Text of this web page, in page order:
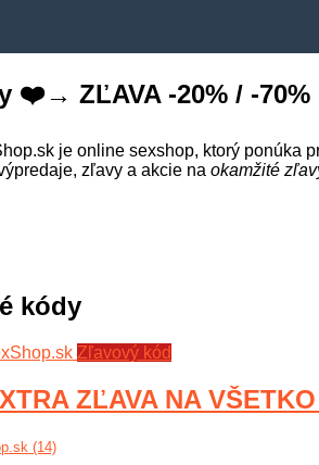
❤️→ ZĽAVA -20% / -
je online sexshop, ktorý ponúka
zľavy a akcie na okamžité
sortiment pre erotické hrátky a všetky
erotickú kozmetiku a množstvo
kódy
Zľavový kód
ZĽAVA NA
(14)